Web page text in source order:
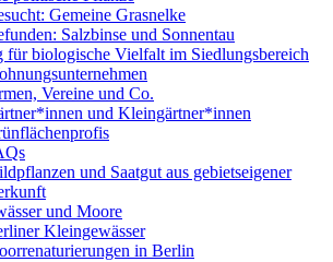
Gemeine Grasnelke
Salzbinse und Sonnentau
für biologische Vielfalt im Siedlungsbereich
Vereine und Co.
und Kleingärtner*innen
und Saatgut aus gebietseigener
und Moore
Kleingewässer
in Berlin